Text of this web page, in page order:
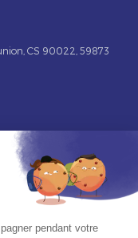
CS 90022, 59873